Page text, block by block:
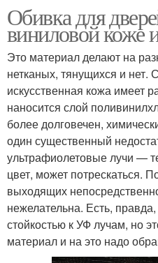
Обивка для
виниловой коже
Это материал делают на
нетканых, тянущихся и нет.
искусственная кожа имеет
наносится слой
более долговечен,
один существенный
ультрафиолетовые лучи —
цвет, может потрескаться.
выходящих
нежелательна. Есть,
стойкостью к УФ лучам, но
материал и на это надо